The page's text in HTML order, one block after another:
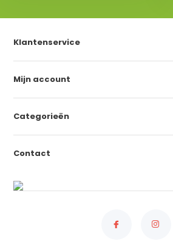
Klantenservice
Mijn account
Categorieën
Contact